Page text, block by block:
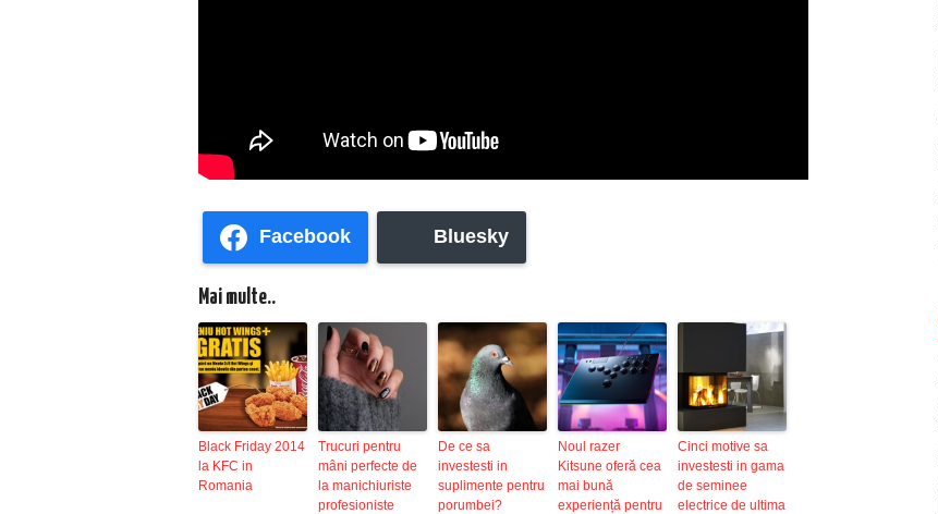
Facebook Bluesky
Mai multe..
Black Friday 2014
la KFC in
Romania
Trucuri pentru
mâni perfecte de
la manichiuriste
profesioniste
De ce sa
investesti in
suplimente pentru
porumbei?
Noul razer
Kitsune oferă cea
mai bună
experiență pentru
Cinci motive sa
investesti in gama
de seminee
electrice de ultima